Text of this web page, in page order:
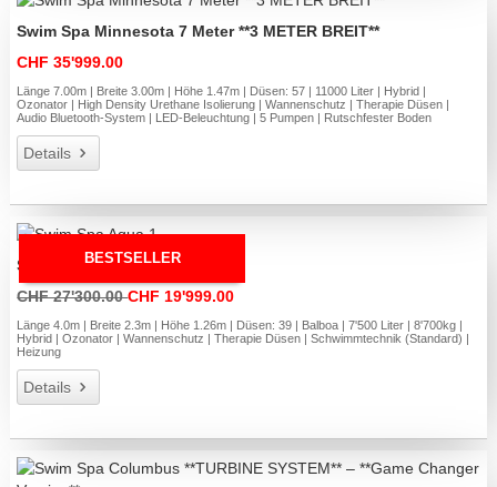
Swim Spa Minnesota 7 Meter **3 METER BREIT**
CHF 35'999.00
Länge 7.00m | Breite 3.00m | Höhe 1.47m | Düsen: 57 | 11000 Liter | Hybrid |
Ozonator | High Density Urethane Isolierung | Wannenschutz | Therapie Düsen |
Audio Bluetooth-System | LED-Beleuchtung | 5 Pumpen | Rutschfester Boden
Details
BESTSELLER
Swim Spa Aqua 1
CHF 27'300.00CHF 19'999.00
Länge 4.0m | Breite 2.3m | Höhe 1.26m | Düsen: 39 | Balboa | 7'500 Liter | 8'700kg |
Hybrid | Ozonator | Wannenschutz | Therapie Düsen | Schwimmtechnik (Standard) |
Heizung
Details